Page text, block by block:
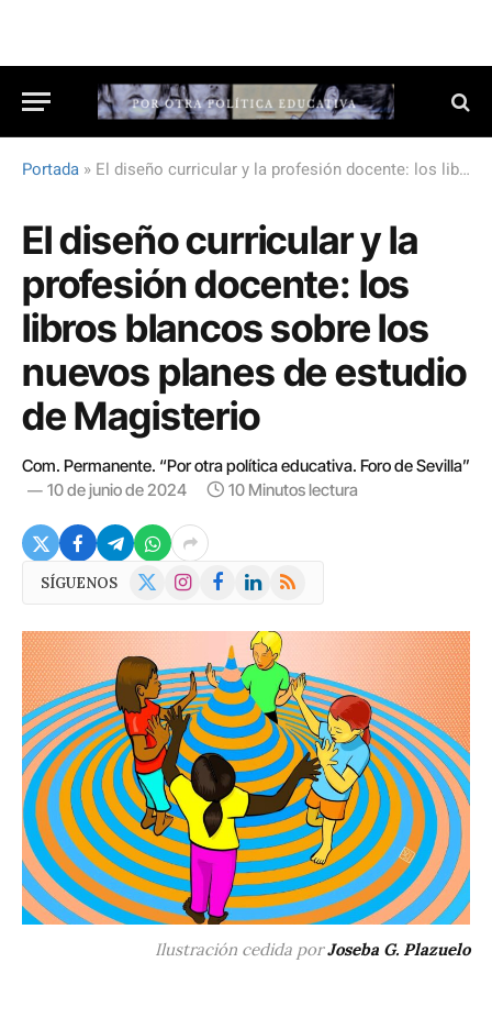
Portada » El diseño curricular y la profesión docente: los libros blancos sobre los nuevos planes de estudio de Magisterio
El diseño curricular y la
profesión docente: los
libros blancos sobre los
nuevos planes de estudio
de Magisterio
Com. Permanente. “Por otra política educativa. Foro de Sevilla”
10 de junio de 2024
10 Minutos lectura
SÍGUENOS
(Twitter)
InstagramFacebookLinkedIn
RSS
Ilustración cedida porJoseba G. Plazuelo